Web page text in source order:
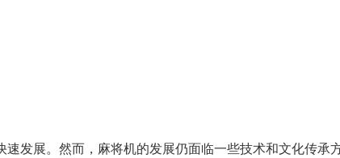
发展。然而，麻将机的发展仍面临一些技术和文化传承